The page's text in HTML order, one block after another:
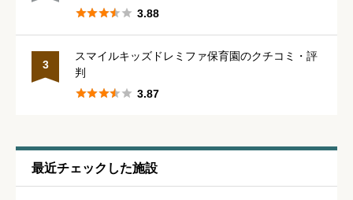
星の数をお選びください
通いやすさ 必須
星の数をお選びください 
 3.88
3
スマイルキッズドレミファ保育園のクチコミ・評
判
 3.87
最近チェックした施設